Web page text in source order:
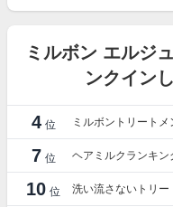
ミルボン エルジ
ンクイン
4 位 ミルボントリート
7 位 ヘアミルクランキン
10 位 洗い流さないトリ